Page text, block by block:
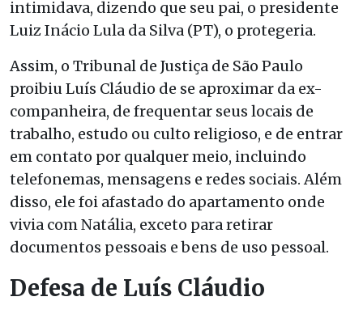
intimidava, dizendo que seu pai, o presidente
Luiz Inácio Lula da Silva (PT), o protegeria.
Assim, o Tribunal de Justiça de São Paulo
proibiu Luís Cláudio de se aproximar da ex-
companheira, de frequentar seus locais de
trabalho, estudo ou culto religioso, e de entrar
em contato por qualquer meio, incluindo
telefonemas, mensagens e redes sociais. Além
disso, ele foi afastado do apartamento onde
vivia com Natália, exceto para retirar
documentos pessoais e bens de uso pessoal.
Defesa de Luís Cláudio